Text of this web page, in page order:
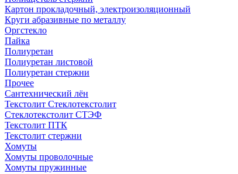
Картон прокладочный, электроизоляционный
Круги абразивные по металлу
Оргстекло
Пайка
Полиуретан
Полиуретан листовой
Полиуретан стержни
Прочее
Сантехнический лён
Текстолит Стеклотекстолит
Стеклотекстолит СТЭФ
Текстолит ПТК
Текстолит стержни
Хомуты
Хомуты проволочные
Хомуты пружинные